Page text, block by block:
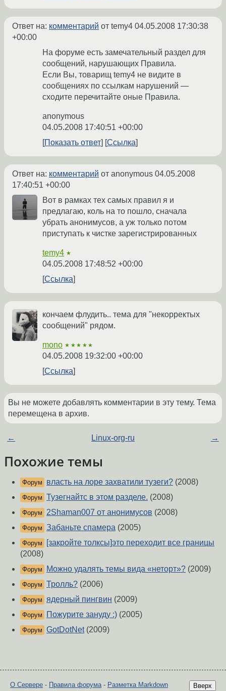
Ответ на: комментарий от temy4 04.05.2008 17:30:38
+00:00
На форуме есть замечательный раздел для
сообщений, нарушающих Правила.
Если Вы, товарищ temy4 не видите в
сообщениях по ссылкам нарушений —
сходите перечитайте оные Правила.
anonymous
04.05.2008 17:40:51 +00:00
Показать ответ
Ссылка
Ответ на: комментарий от anonymous 04.05.2008
17:40:51 +00:00
Вот в рамках тех самых правил я и
предлагаю, коль на то пошло, сначала
убрать анонимусов, а уж только потом
приступать к чистке зарегистрированных
temy4 ★
04.05.2008 17:48:52 +00:00
Ссылка
кончаем флудить.. тема для "некорректых
сообщений" рядом.
mono ★★★★★
04.05.2008 19:32:00 +00:00
Ссылка
Вы не можете добавлять комментарии в эту тему. Тема
перемещена в архив.
← Linux-org-ru →
Похожие темы
Форум власть на лоре захватили тузеги? (2008)
Форум Тузегнайтс в этом разделе. (2008)
Форум 2Shaman007 от анонимусов (2008)
Форум Забаньте спамера (2005)
Форум
[закройте толксы]это переходит все границы
(2008)
Форум Можно удалять темы вида «неторт»? (2009)
Форум Тролль? (2006)
Форум ядерный пингвин (2009)
Форум Пожурите зануду :) (2005)
Форум GotDotNet(2009)
Вверх
О Сервере - Правила форума- Разметка Markdown